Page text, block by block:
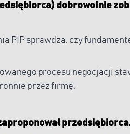
dobrowolnie
PIP sprawdza, czy
procesu negocjacji
przez firmę.